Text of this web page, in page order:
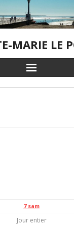
MARIE LE
7 sam
Jour entier